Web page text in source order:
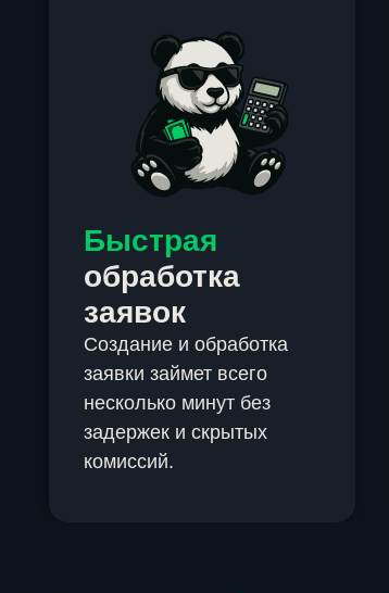
Быстрая
обработка
заявок
Создание и обработка
заявки займет всего
несколько минут без
задержек и скрытых
комиссий.